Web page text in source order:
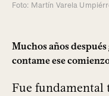
Foto: Martín Varela
Muchos años
contame ese
Fue fundamental